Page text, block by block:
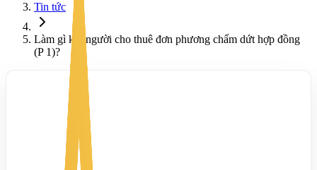
Tin tức
Làm gì khi người cho thuê đơn phương chấm dứt hợp đồng
(P 1)?